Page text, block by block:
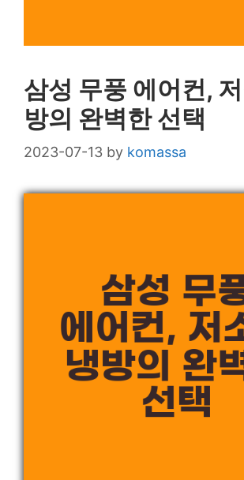
삼성 무풍 에어컨,
방의 완벽한 선택
2023-07-13 by komassa